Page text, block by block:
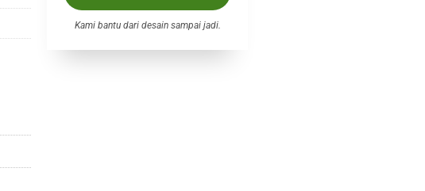
Kami bantu dari desain sampai jadi.